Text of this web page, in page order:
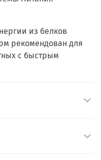
из белков
рекомендован для
с быстрым